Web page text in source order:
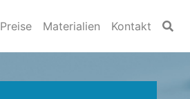
Preise Materialien Kontakt